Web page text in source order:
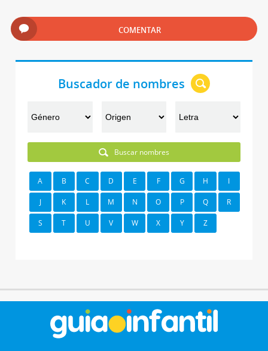
COMENTAR
Buscador de nombres
Buscar nombres
A B C D E F G H I
J K L M N O P Q R
S T U V W X Y Z